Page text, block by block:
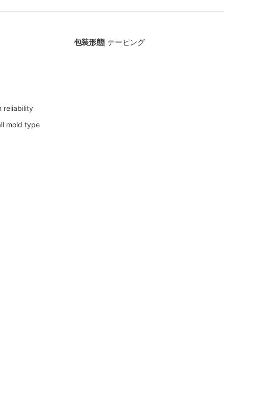
包装形態| テーピング
reliability
mold type